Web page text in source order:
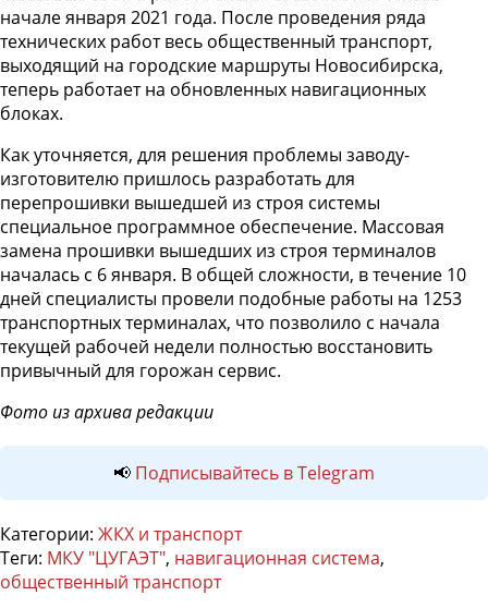
начале января 2021 года. После проведения ряда
технических работ весь общественный транспорт,
выходящий на городские маршруты Новосибирска,
теперь работает на обновленных навигационных
блоках.
Как уточняется, для решения проблемы заводу-
изготовителю пришлось разработать для
перепрошивки вышедшей из строя системы
специальное программное обеспечение. Массовая
замена прошивки вышедших из строя терминалов
началась с 6 января. В общей сложности, в течение 10
дней специалисты провели подобные работы на 1253
транспортных терминалах, что позволило с начала
текущей рабочей недели полностью восстановить
привычный для горожан сервис.
Фото из архива редакции
📢 Подписывайтесь в Telegram
Категории: ЖКХ и транспорт
Теги: МКУ "ЦУГАЭТ", навигационная система,
общественный транспорт